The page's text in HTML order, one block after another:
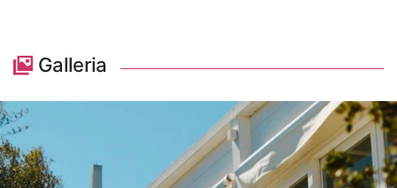
nostra passione per una cucina sostenibile e rispettosa
Galleria